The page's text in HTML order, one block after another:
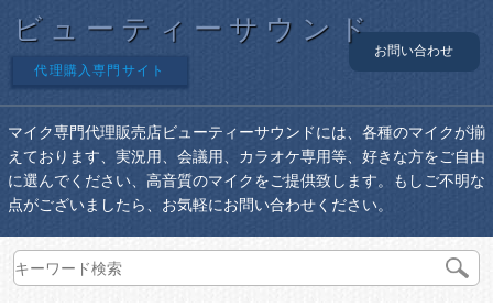
ビューティーサウンド
代理購入専門サイト
お問い合わせ
マイク専門代理販売店ビューティーサウンドには、各種のマイクが揃
えております、実況用、会議用、カラオケ専用等、好きな方をご自由
に選んでください、高音質のマイクをご提供致します。もしご不明な
点がございましたら、お気軽にお問い合わせください。